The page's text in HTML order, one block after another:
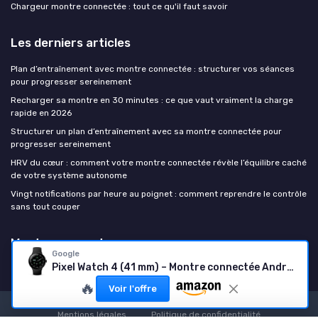
Google
Pixel Watch 4 (41 mm) – Montre connectée Android
🔥 Voir l'offre
Chargeur montre connectée : tout ce qu'il faut savoir
Les derniers articles
Plan d’entraînement avec montre connectée : structurer vos séances
pour progresser sereinement
Recharger sa montre en 30 minutes : ce que vaut vraiment la charge
rapide en 2026
Structurer un plan d’entraînement avec sa montre connectée pour
progresser sereinement
HRV du cœur : comment votre montre connectée révèle l’équilibre caché
de votre système autonome
Vingt notifications par heure au poignet : comment reprendre le contrôle
sans tout couper
Montre connectee
Mentions légales
Politique de confidentialité